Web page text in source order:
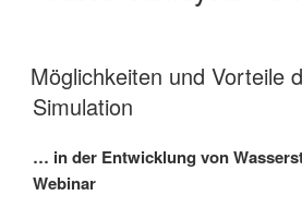
Möglichkeiten und Vorteile
Simulation
… in der Entwicklung von
Webinar